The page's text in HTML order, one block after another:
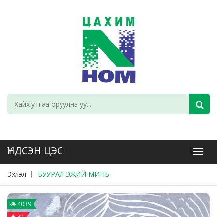
Эхлэл БУУРАЛ ЭЖИЙ МИНЬ
4039